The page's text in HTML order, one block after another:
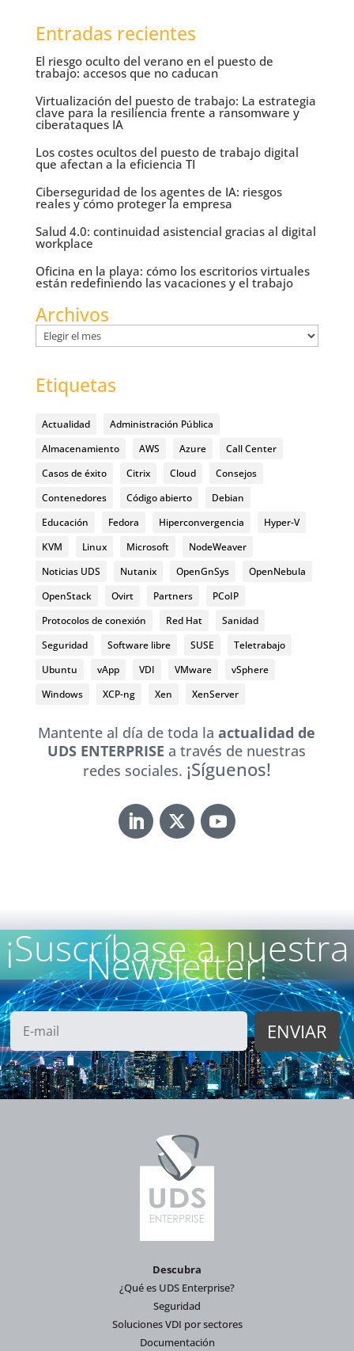
Entradas recientes
El riesgo oculto del verano en el puesto de
trabajo: accesos que no caducan
Virtualización del puesto de trabajo: La estrategia
clave para la resiliencia frente a ransomware y
ciberataques IA
Los costes ocultos del puesto de trabajo digital
que afectan a la eficiencia TI
Ciberseguridad de los agentes de IA: riesgos
reales y cómo proteger la empresa
Salud 4.0: continuidad asistencial gracias al digital
workplace
Oficina en la playa: cómo los escritorios virtuales
están redefiniendo las vacaciones y el trabajo
Archivos
Archivos
Etiquetas
Actualidad
Administración Pública
Almacenamiento
AWS Azure
Call Center
Casos de éxito
Citrix Cloud
Consejos
Contenedores
Código abierto
Debian
Educación
Fedora Hiperconvergencia
Hyper-V
KVM
Linux Microsoft
NodeWeaver
Noticias UDS
Nutanix OpenGnSys
OpenNebula
OpenStack
Ovirt Partners
PCoIP
Protocolos de conexión
Red Hat
Sanidad
Seguridad
Software libre SUSE
Teletrabajo
Ubuntu
vApp VDI VMware
vSphere
Windows
XCP-ng Xen XenServer
Mantente al día de toda laactualidad de
UDS ENTERPRISEa través de nuestras
redes sociales. ¡Síguenos!
¡Suscríbase a nuestra
Newsletter!
Descubra
¿Qué es UDS Enterprise?
Seguridad
Soluciones VDI por sectores
Documentación